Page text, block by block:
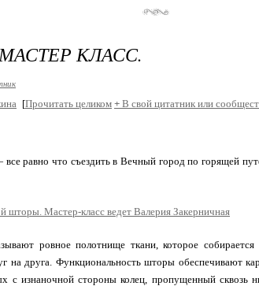
КЛАСС.
[Прочитать целиком + В свой цитатник или
равно что съездить в Вечный город по горящей
ровное полотнище ткани, которое собирается
на друга. Функциональность шторы обеспечивают
с изнаночной стороны колец, пропущенный сквозь